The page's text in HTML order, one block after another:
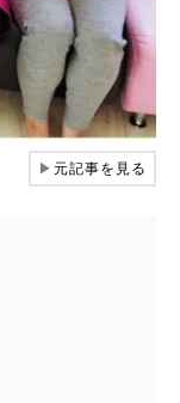
▶元記事を見る